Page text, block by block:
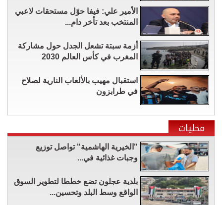
الأمير علي: فيفا حوّل مستحقات لاعبي
المنتخب بعد تأخر دام...
أزمة سبتة تشعل الجدل حول مشاركة
المغرب في كأس العالم 2030
استقبال مهيب بالألعاب النارية لصلاح
في طرابزون
محليات
"الخيرية الهاشمية" تواصل توزيع
وجبات غذائية في...
بلدية عجلون تضع خططا لتطوير السوق
الواقع وسط البلد وتحسين...